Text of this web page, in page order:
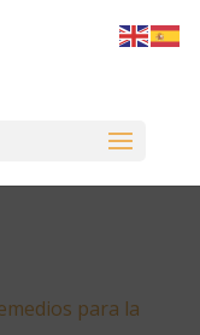
para la